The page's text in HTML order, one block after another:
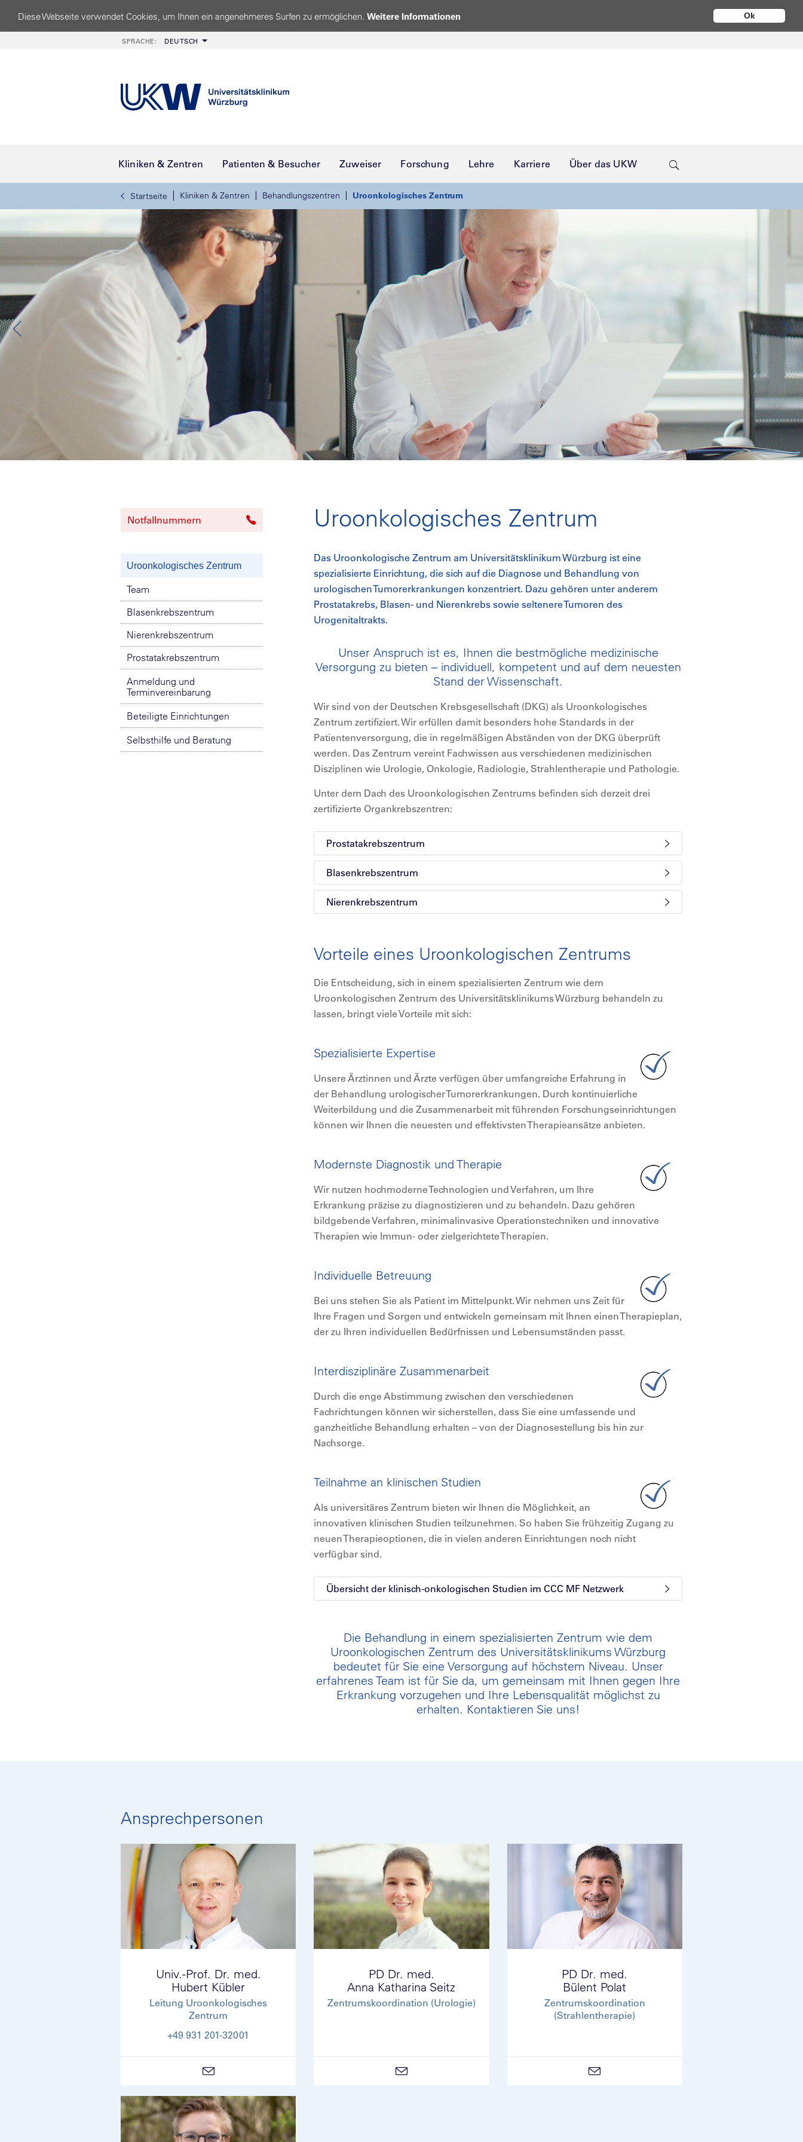
Ok
Diese Webseite verwendet Cookies, um Ihnen ein angenehmeres Surfen zu ermöglichen. Weitere Informationen
SPRACHE: DEUTSCH
Kliniken & Zentren Patienten & Besucher Zuweiser Forschung Lehre Karriere Über das UKW
Startseite Kliniken & Zentren Behandlungszentren Uroonkologisches Zentrum
Notfallnummern
Uroonkologisches Zentrum
Team
Blasenkrebszentrum
Nierenkrebszentrum
Prostatakrebszentrum
Anmeldung und
Terminvereinbarung
Beteiligte Einrichtungen
Selbsthilfe und Beratung
Uroonkologisches Zentrum
Das Uroonkologische Zentrum am Universitätsklinikum Würzburg ist eine
spezialisierte Einrichtung, die sich auf die Diagnose und Behandlung von
urologischen Tumorerkrankungen konzentriert. Dazu gehören unter anderem
Prostatakrebs, Blasen- und Nierenkrebs sowie seltenere Tumoren des
Urogenitaltrakts.
Unser Anspruch ist es, Ihnen die bestmögliche medizinische
Versorgung zu bieten – individuell, kompetent und auf dem neuesten
Stand der Wissenschaft.
Wir sind von der Deutschen Krebsgesellschaft (DKG) als Uroonkologisches
Zentrum zertifiziert. Wir erfüllen damit besonders hohe Standards in der
Patientenversorgung, die in regelmäßigen Abständen von der DKG überprüft
werden. Das Zentrum vereint Fachwissen aus verschiedenen medizinischen
Disziplinen wie Urologie, Onkologie, Radiologie, Strahlentherapie und Pathologie.
Unter dem Dach des Uroonkologischen Zentrums befinden sich derzeit drei
zertifizierte Organkrebszentren:
Prostatakrebszentrum
Blasenkrebszentrum
Nierenkrebszentrum
Vorteile eines Uroonkologischen Zentrums
Die Entscheidung, sich in einem spezialisierten Zentrum wie dem
Uroonkologischen Zentrum des Universitätsklinikums Würzburg behandeln zu
lassen, bringt viele Vorteile mit sich:
Spezialisierte Expertise
Unsere Ärztinnen und Ärzte verfügen über umfangreiche Erfahrung in
der Behandlung urologischer Tumorerkrankungen. Durch kontinuierliche
Weiterbildung und die Zusammenarbeit mit führenden Forschungseinrichtungen
können wir Ihnen die neuesten und effektivsten Therapieansätze anbieten.
Modernste Diagnostik und Therapie
Wir nutzen hochmoderne Technologien und Verfahren, um Ihre
Erkrankung präzise zu diagnostizieren und zu behandeln. Dazu gehören
bildgebende Verfahren, minimalinvasive Operationstechniken und innovative
Therapien wie Immun- oder zielgerichtete Therapien.
Individuelle Betreuung
Bei uns stehen Sie als Patient im Mittelpunkt. Wir nehmen uns Zeit für
Ihre Fragen und Sorgen und entwickeln gemeinsam mit Ihnen einen Therapieplan,
der zu Ihren individuellen Bedürfnissen und Lebensumständen passt.
Interdisziplinäre Zusammenarbeit
Durch die enge Abstimmung zwischen den verschiedenen
Fachrichtungen können wir sicherstellen, dass Sie eine umfassende und
ganzheitliche Behandlung erhalten – von der Diagnosestellung bis hin zur
Nachsorge.
Teilnahme an klinischen Studien
Als universitäres Zentrum bieten wir Ihnen die Möglichkeit, an
innovativen klinischen Studien teilzunehmen. So haben Sie frühzeitig Zugang zu
neuen Therapieoptionen, die in vielen anderen Einrichtungen noch nicht
verfügbar sind.
Übersicht der klinisch-onkologischen Studien im CCC MF Netzwerk
Die Behandlung in einem spezialisierten Zentrum wie dem
Uroonkologischen Zentrum des Universitätsklinikums Würzburg
bedeutet für Sie eine Versorgung auf höchstem Niveau. Unser
erfahrenes Team ist für Sie da, um gemeinsam mit Ihnen gegen Ihre
Erkrankung vorzugehen und Ihre Lebensqualität möglichst zu
erhalten. Kontaktieren Sie uns!
Ansprechpersonen
Univ.-Prof. Dr. med.
Hubert Kübler
Leitung Uroonkologisches
Zentrum
+49 931 201-32001
PD Dr. med.
Anna Katharina Seitz
Zentrumskoordination (Urologie)
PD Dr. med.
Bülent Polat
Zentrumskoordination
(Strahlentherapie)